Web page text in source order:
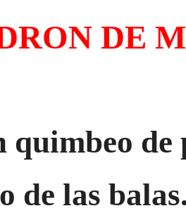
DE
quimbeo de
de las